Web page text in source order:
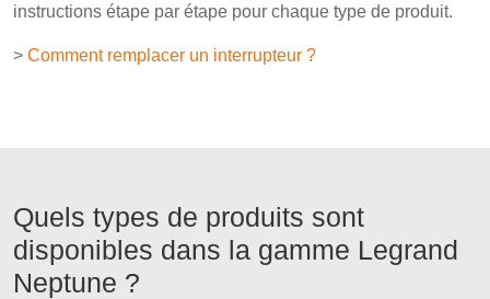
instructions étape par étape pour chaque type de produit.
> Comment remplacer un interrupteur ?
Quels types de produits sont
disponibles dans la gamme Legrand
Neptune ?